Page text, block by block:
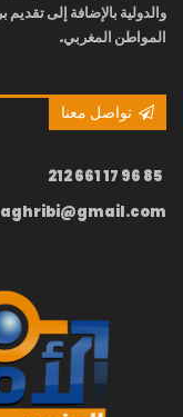
والدولية بالإضافة إلى
المواطن المغربي.
تواصل معنا